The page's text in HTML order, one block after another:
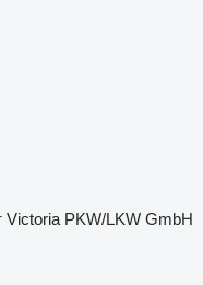
PKW/LKW GmbH